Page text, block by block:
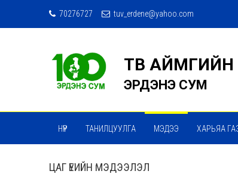
70276727 tuv_erdene@yahoo.com
ТӨВ АЙМГИЙН
ЭРДЭНЭ СУМ
НҮҮР ТАНИЛЦУУЛГА МЭДЭЭ ХАРЬЯА
МЭДЭЭ МЭДЭЭЛЭЛ СЭТГҮҮЛ
ЦАГ ҮЕИЙН МЭДЭЭЛЭЛ